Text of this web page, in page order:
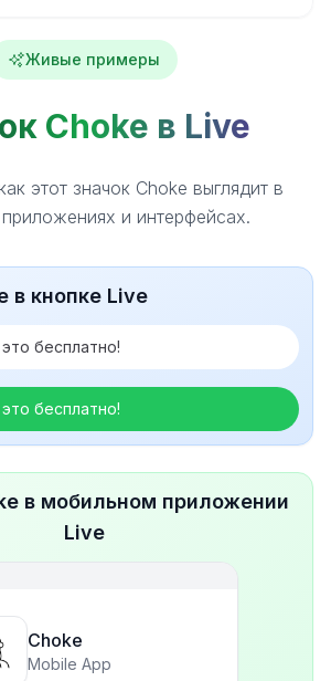
Живые примеры
Choke в Live
этот значок Choke выглядит в
и интерфейсах.
в кнопке Live
бесплатно!
бесплатно!
в мобильном приложении
Live
Choke
Mobile App